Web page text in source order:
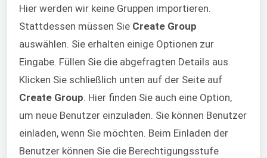
Hier werden wir keine Gruppen importieren.
Stattdessen müssen Sie Create Group
auswählen. Sie erhalten einige Optionen zur
Eingabe. Füllen Sie die abgefragten Details aus.
Klicken Sie schließlich unten auf der Seite auf
Create Group . Hier finden Sie auch eine Option,
um neue Benutzer einzuladen. Sie können Benutzer
einladen, wenn Sie möchten. Beim Einladen der
Benutzer können Sie die Berechtigungsstufe